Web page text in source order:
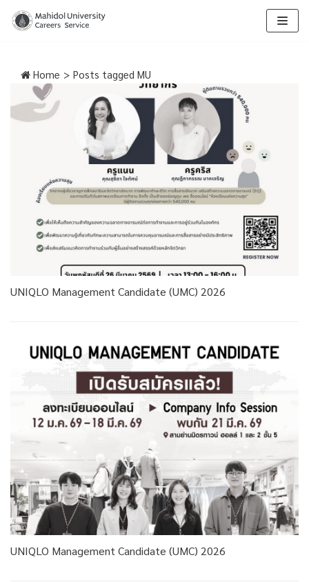
content
Home > Posts tagged MU
UNIQLO Management Candidate (UMC) 2026
UNIQLO Management Candidate (UMC) 2026